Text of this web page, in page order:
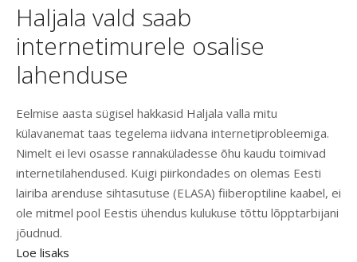
Haljala vald saab
internetimurele osalise
lahenduse
Eelmise aasta sügisel hakkasid Haljala valla mitu
külavanemat taas tegelema iidvana internetiprobleemiga.
Nimelt ei levi osasse rannaküladesse õhu kaudu toimivad
internetilahendused. Kuigi piirkondades on olemas Eesti
lairiba arenduse sihtasutuse (ELASA) fiiberoptiline kaabel, ei
ole mitmel pool Eestis ühendus kulukuse tõttu lõpptarbijani
jõudnud.
Loe lisaks